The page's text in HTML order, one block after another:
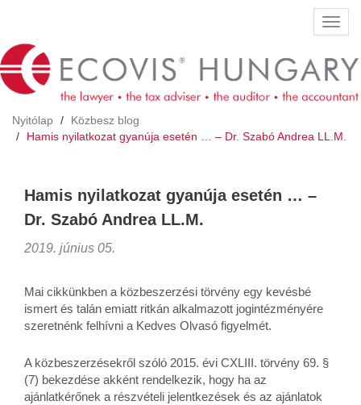
Nyitólap
Közbesz blog
Hamis nyilatkozat gyanúja esetén … – Dr. Szabó Andrea LL.M.
Hamis nyilatkozat gyanúja esetén … –
Dr. Szabó Andrea LL.M.
2019. június 05.
Mai cikkünkben a közbeszerzési törvény egy kevésbé
ismert és talán emiatt ritkán alkalmazott jogintézményére
szeretnénk felhívni a Kedves Olvasó figyelmét.
A közbeszerzésekről szóló 2015. évi CXLIII. törvény 69. §
(7) bekezdése akként rendelkezik, hogy ha az
ajánlatkérőnek a részvételi jelentkezések és az ajánlatok